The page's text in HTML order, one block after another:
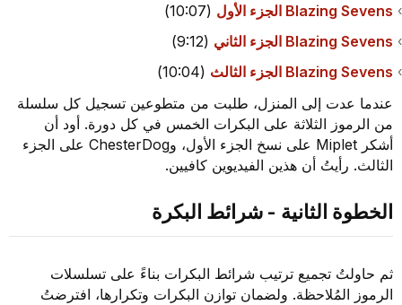
Blazing Sevens الجزء الأول
(10:07)
Blazing Sevens الجزء الثاني
(9:12)
Blazing Sevens الجزء الثالث
(10:04)
عندما عدت إلى المنزل، طلبت من متطوعين تسجيل كل سلسلة
من الرموز الثلاثة على البكرات الخمس في كل دورة. أود أن
أشكر Miplet على نسخ الجزء الأول، وChesterDog على الجزء
الثالث. رأيتُ أن هذين الفيديوين كافيين.
الخطوة الثانية - شرائط البكرة
ثم حاولتُ تجميع ترتيب شرائط البكرات بناءً على تسلسلات
الرموز المُلاحظة. ولضمان توازن البكرات وتكرارها، افترضتُ